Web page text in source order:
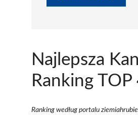
Najlepsza
Ranking
Ranking według portalu